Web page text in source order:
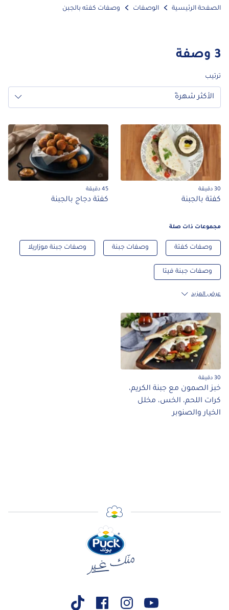
الصفحة الرئيسية الوصفات وصفات كفته بالجبن
3 وصفة
ترتيب
الأكثر شهرةً
30 دقيقة
كفتة بالجبنة
45 دقيقة
كفتة دجاج بالجبنة
مجموعات ذات صلة
وصفات كفتة وصفات جبنة وصفات جبنة موزاريلا
وصفات جبنة فيتا
عرض المزيد
30 دقيقة
خبز الصمون مع جبنة الكريم،
كرات اللحم، الخس، مخلل
الخيار والصنوبر